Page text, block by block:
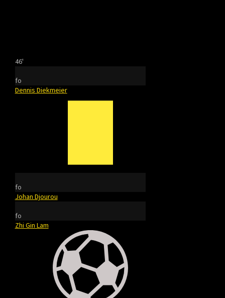
46'
fo
Dennis Diekmeier
fo
Johan Djourou
fo
Zhi Gin Lam